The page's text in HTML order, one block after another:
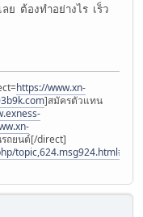
ย ต้องทำอย่างไร เร็ว
https://www.xn-
]สมัครตัวแทน
ถยนต์[/direct]